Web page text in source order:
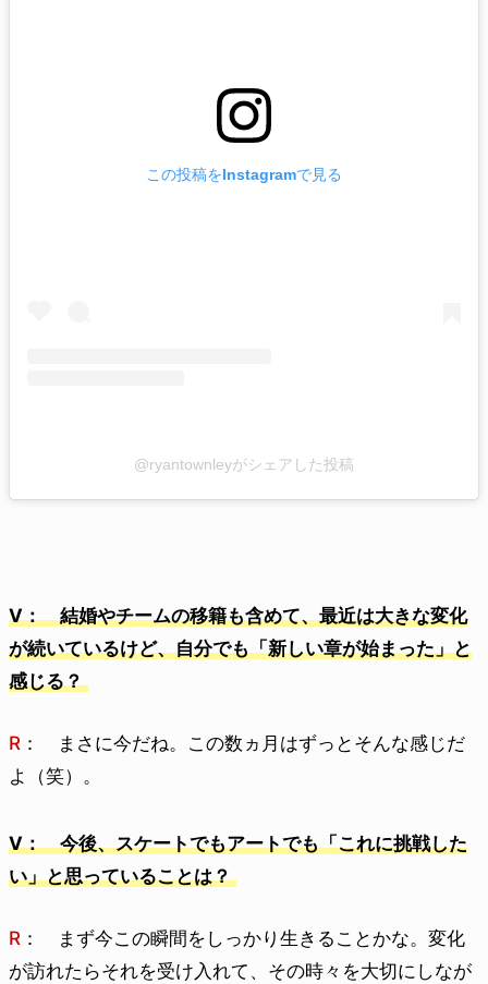
この投稿をInstagramで見る
@ryantownleyがシェアした投稿
V： 結婚やチームの移籍も含めて、最近は大きな変化
が続いているけど、自分でも「新しい章が始まった」と
感じる？
R ： まさに今だね。この数ヵ月はずっとそんな感じだ
よ（笑）。
V： 今後、スケートでもアートでも「これに挑戦した
い」と思っていることは？
R ： まず今この瞬間をしっかり生きることかな。変化
が訪れたらそれを受け入れて、その時々を大切にしなが